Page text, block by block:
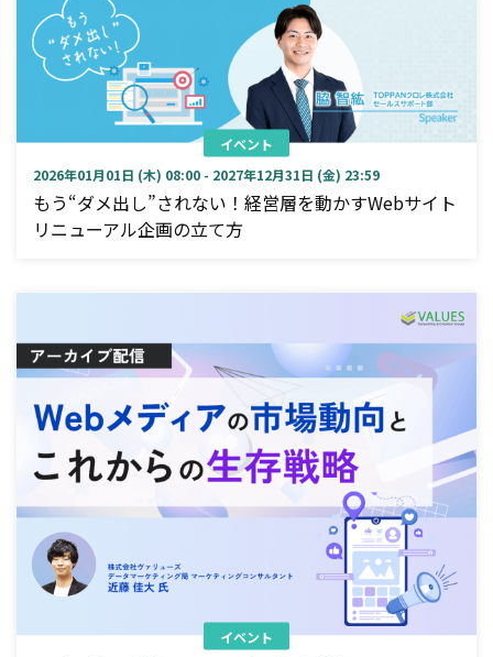
イベント
2026年01月01日 (木) 08:00 - 2027年12月31日 (金) 23:59
もう“ダメ出し”されない！経営層を動かすWebサイト
リニューアル企画の立て方
イベント